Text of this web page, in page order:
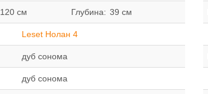
120 см Глубина: 39 см
Leset Нолан 4
дуб сонома
дуб сонома